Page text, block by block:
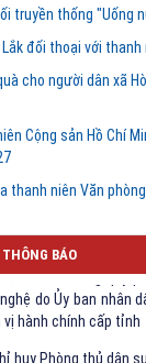
truyền thống "Uống
đối thoại với thanh
cho người dân xã
Cộng sản Hồ Chí
thanh niên Văn
THÔNG BÁO
số văn bảng quy
do Ủy ban nhân
hành chính cấp tỉnh